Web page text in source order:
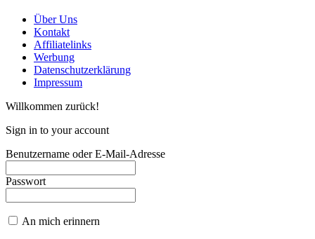
Über Uns
Kontakt
Affiliatelinks
Werbung
Datenschutzerklärung
Impressum
Willkommen zurück!
Sign in to your account
Benutzername oder E-Mail-Adresse
Passwort
An mich erinnern